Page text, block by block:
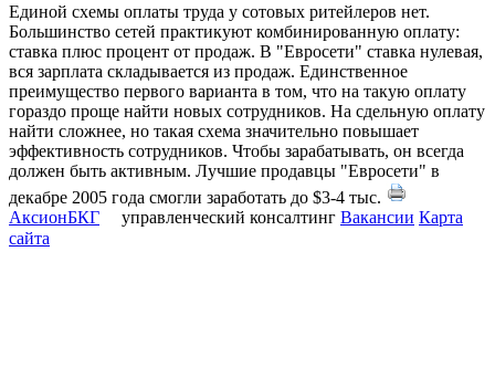
Единой схемы оплаты труда у сотовых ритейлеров нет.
Большинство сетей практикуют комбинированную оплату:
ставка плюс процент от продаж. В "Евросети" ставка нулевая,
вся зарплата складывается из продаж. Единственное
преимущество первого варианта в том, что на такую оплату
гораздо проще найти новых сотрудников. На сдельную оплату
найти сложнее, но такая схема значительно повышает
эффективность сотрудников. Чтобы зарабатывать, он всегда
должен быть активным. Лучшие продавцы "Евросети" в
декабре 2005 года смогли заработать до $3-4 тыс.
АксионБКГ управленческий консалтинг Вакансии Карта
сайта